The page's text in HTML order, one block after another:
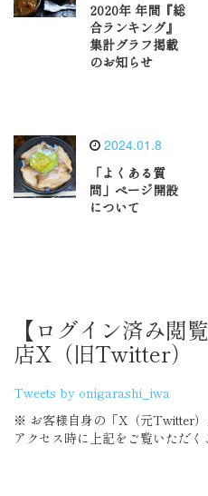
2020年 年間『総
合ランキング』
集計グラフ掲載
のお知らせ
2024.01.8
「よくある質
問」ページ開設
について
【ログイン済み閲
店X（旧Twitter）
Tweets by onigarashi_iwa
※ お客様自身の「X（元Twitter
アクセス時に上記をご覧いただく